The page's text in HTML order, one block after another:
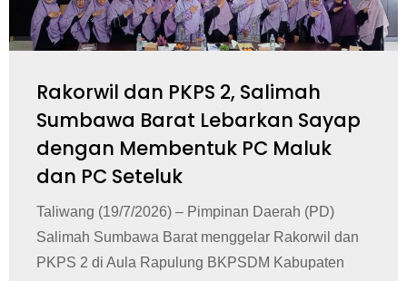
Rakorwil dan PKPS 2, Salimah
Sumbawa Barat Lebarkan Sayap
dengan Membentuk PC Maluk
dan PC Seteluk
Taliwang (19/7/2026) – Pimpinan Daerah (PD)
Salimah Sumbawa Barat menggelar Rakorwil dan
PKPS 2 di Aula Rapulung BKPSDM Kabupaten